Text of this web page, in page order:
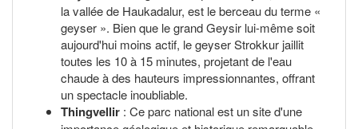
la vallée de Haukadalur, est le berceau du terme «
geyser ». Bien que le grand Geysir lui-même soit
aujourd'hui moins actif, le geyser Strokkur jaillit
toutes les 10 à 15 minutes, projetant de l'eau
chaude à des hauteurs impressionnantes, offrant
un spectacle inoubliable.
Thingvellir : Ce parc national est un site d'une